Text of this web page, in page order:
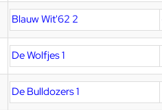
Blauw Wit'62 2
De Wolfjes 1
De Bulldozers 1